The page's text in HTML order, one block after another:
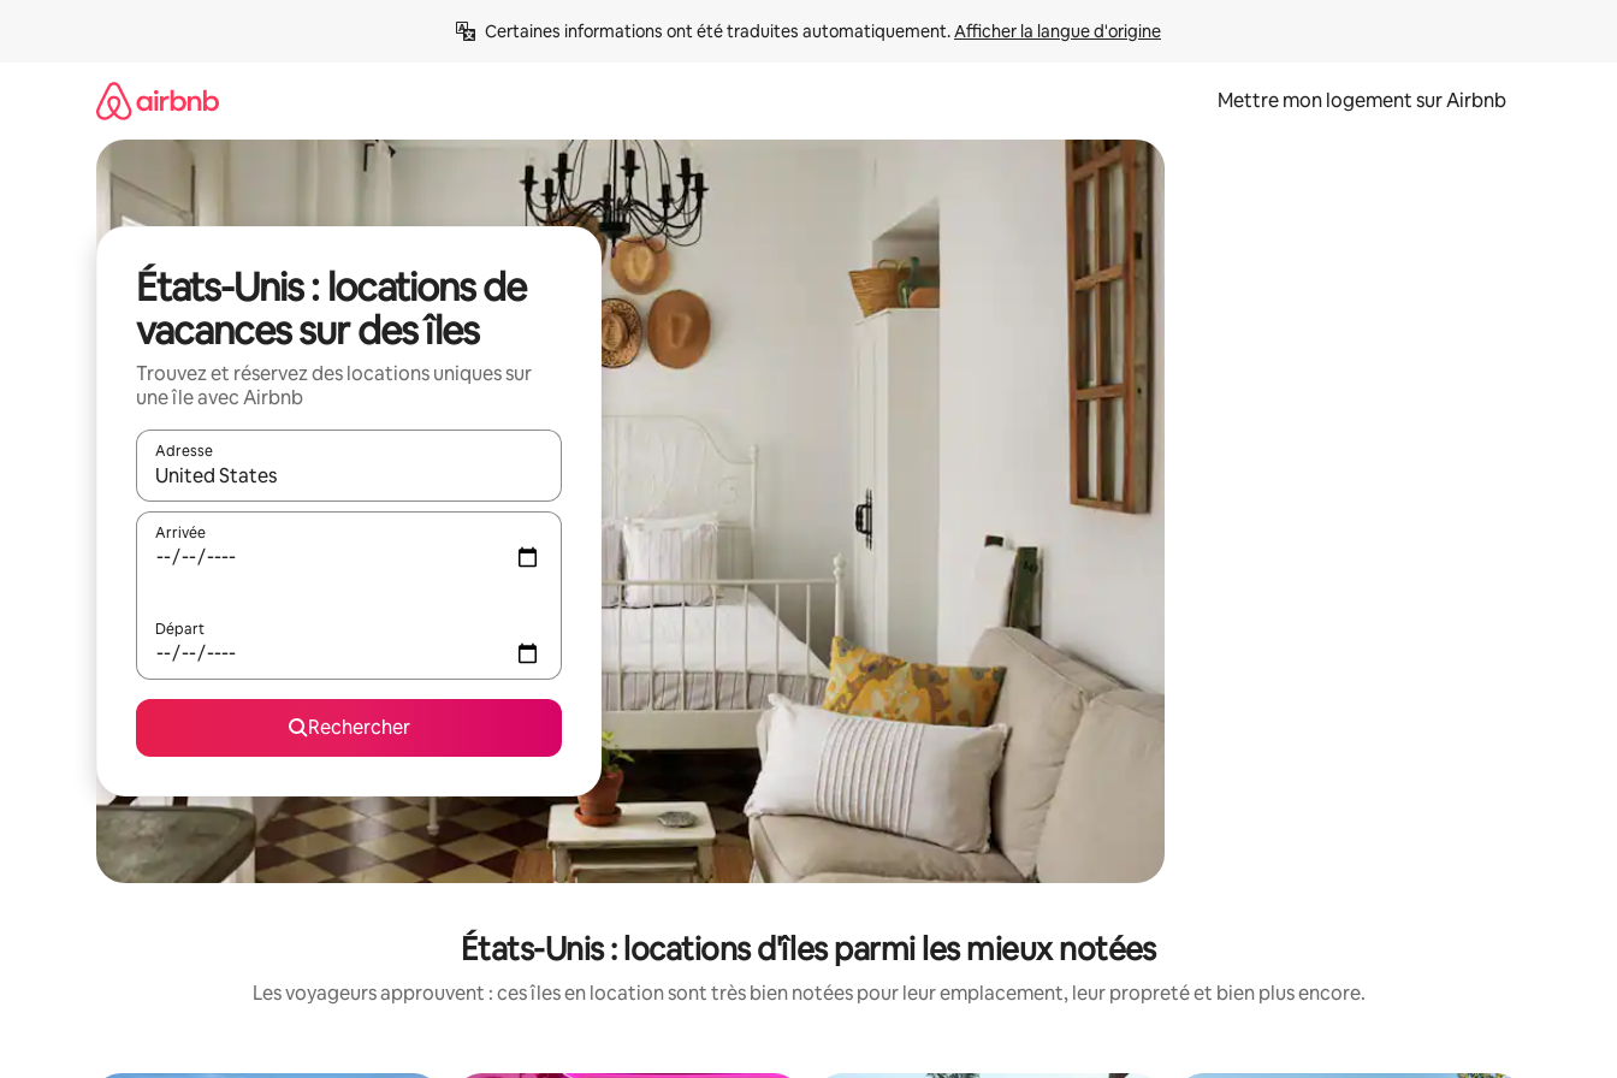
Certaines informations ont été traduites automatiquement. Afficher la langue d'origine
Mettre mon logement sur Airbnb
États-Unis : locations de
vacances sur des îles
Trouvez et réservez des locations uniques sur
une île avec Airbnb
Adresse
Lorsque les résultats s'affichent, utilisez les flèches vers le haut et vers le bas pour les parcourir ou en appuyant et en faisant glisser.
Arrivée
Départ
Rechercher
États-Unis : locations d'îles parmi les mieux notées
Les voyageurs approuvent : ces îles en location sont très bien notées pour leur emplacement, leur propreté et bien plus encore.